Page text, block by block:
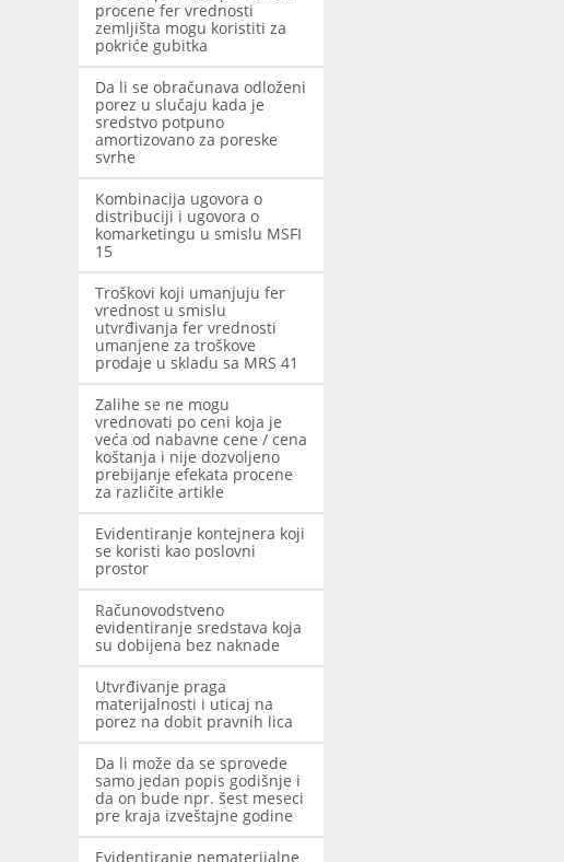
procene fer vrednosti
zemljišta mogu koristiti za
pokriće gubitka
Da li se obračunava odloženi
porez u slučaju kada je
sredstvo potpuno
amortizovano za poreske
svrhe
Kombinacija ugovora o
distribuciji i ugovora o
komarketingu u smislu MSFI
15
Troškovi koji umanjuju fer
vrednost u smislu
utvrđivanja fer vrednosti
umanjene za troškove
prodaje u skladu sa MRS 41
Zalihe se ne mogu
vrednovati po ceni koja je
veća od nabavne cene / cena
koštanja i nije dozvoljeno
prebijanje efekata procene
za različite artikle
Evidentiranje kontejnera koji
se koristi kao poslovni
prostor
Računovodstveno
evidentiranje sredstava koja
su dobijena bez naknade
Utvrđivanje praga
materijalnosti i uticaj na
porez na dobit pravnih lica
Da li može da se sprovede
samo jedan popis godišnje i
da on bude npr. šest meseci
pre kraja izveštajne godine
Evidentiranje nematerijalne